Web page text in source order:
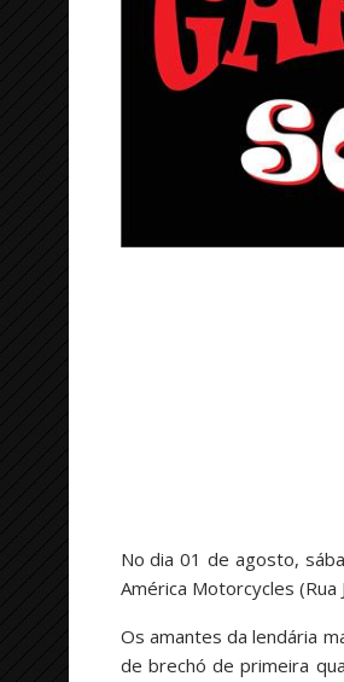
No dia 01 de agosto,
América Motorcycles
Os amantes da lendária
de brechó de primeira